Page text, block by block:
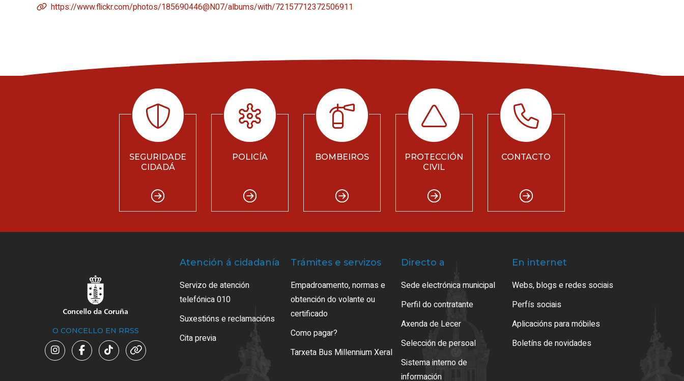
https://www.flickr.com/photos/185690446@N07/albums/with/72157712372506911
SEGURIDADE
CIDADÁ
POLICÍA BOMBEIROS
PROTECCIÓN
CIVIL
CONTACTO
O CONCELLO EN RRSS
Atención á cidadanía
Servizo de atención
telefónica 010
Suxestións e reclamacións
Cita previa
Trámites e servizos
Empadroamento, normas e
obtención do volante ou
certificado
Como pagar?
Tarxeta Bus Millennium Xeral
Directo a
Sede electrónica municipal
Perfil do contratante
Axenda de Lecer
Selección de persoal
Sistema interno de
información
En internet
Webs, blogs e redes sociais
Perfís sociais
Aplicacións para móbiles
Boletíns de novidades